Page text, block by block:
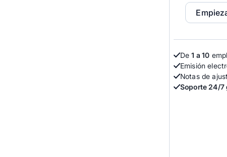
De1 a 10
Emisión
Notas de
Soporte 24/7